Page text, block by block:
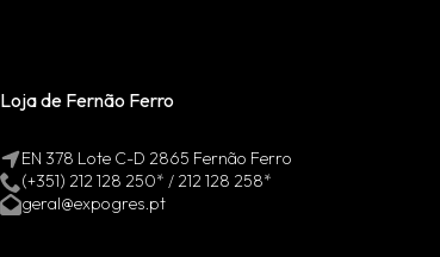
Loja de Fernão Ferro
EN 378 Lote C-D 2865 Fernão Ferro
(+351) 212 128 250* / 212 128 258*
geral@expogres.pt